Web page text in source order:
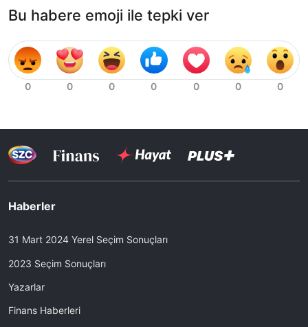
Bu habere emoji ile tepki ver
Haberler
31 Mart 2024 Yerel Seçim Sonuçları
2023 Seçim Sonuçları
Yazarlar
Finans Haberleri